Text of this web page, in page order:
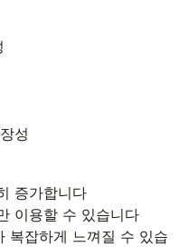
성
증가합니다
이용할 수 있습니다
복잡하게 느껴질 수 있습